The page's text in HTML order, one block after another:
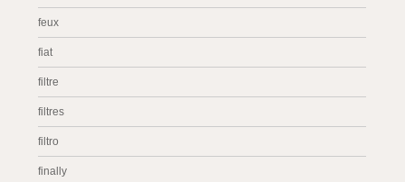
feux
fiat
filtre
filtres
filtro
finally